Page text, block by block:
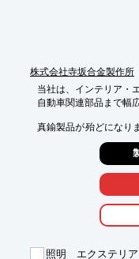
株式会社寺坂合金製作所
当社は、インテリア・
自動車関連部品まで幅
真鍮製品が殆どになり
小ロット、多品種にも
また現在の主力は、グ
特殊なドアのハンドル)
ご要望の際はお気軽に
※詳しくはPDFをダウ
照明 エクステリア